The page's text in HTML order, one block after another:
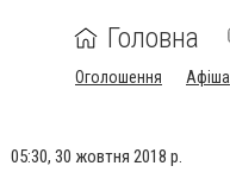
Головна
Оголошення Афіша
05:30, 30 жовтня 2018 р.